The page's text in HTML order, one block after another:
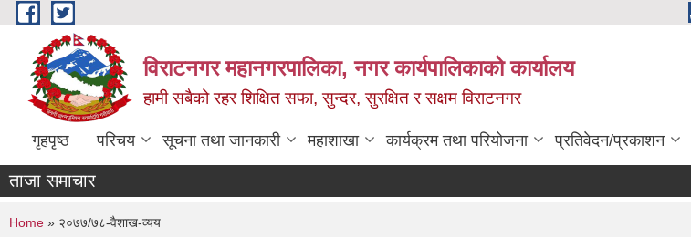
Skip to main content
विराटनगर महानगरपालिका, नगर कार्यपालिकाको कार्यालय
हामी सबैको रहर शिक्षित सफा, सुन्दर, सुरक्षित र सक्षम विराटनगर
गृहपृष्ठ परिचय सूचना तथा जानकारी महाशाखा कार्यक्रम तथा परियोजना प्रतिवेदन/प्रकाशन
ताजा समाचार
You are here
Home » २०७७/७८-वैशाख-व्यय